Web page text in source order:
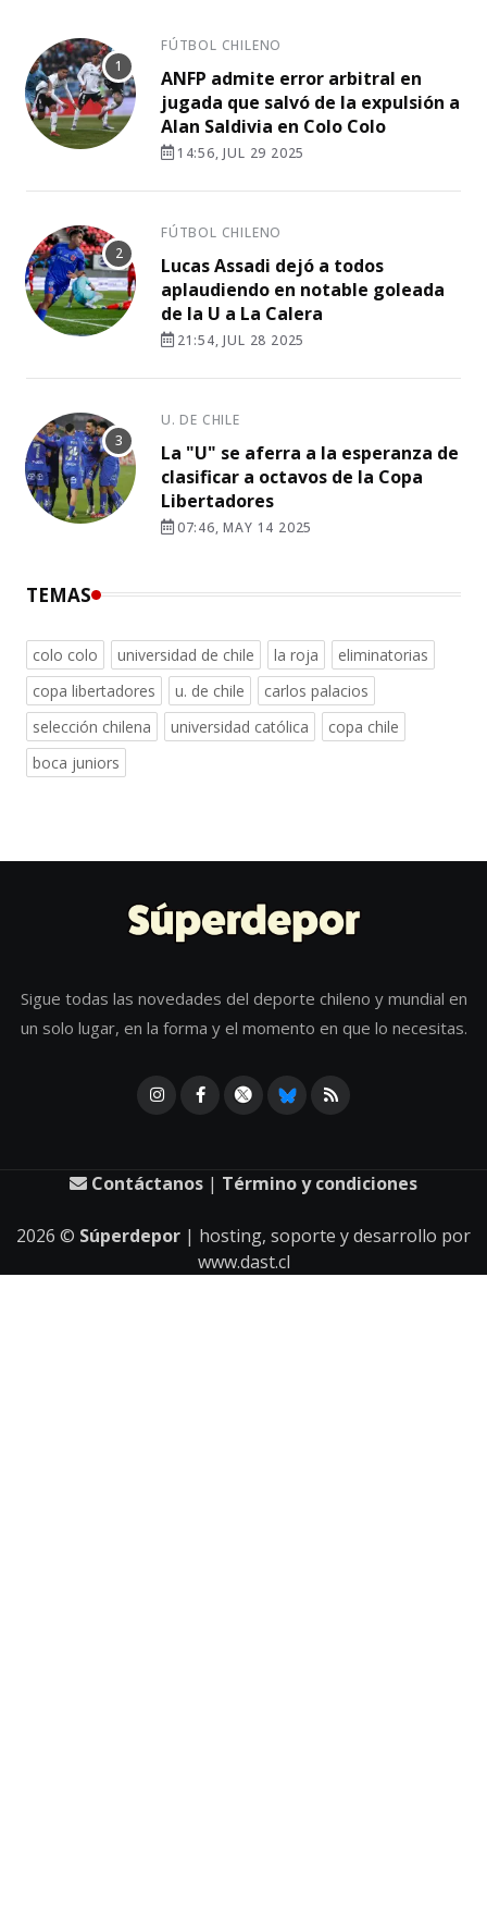
FÚTBOL CHILENO
ANFP admite error arbitral en
jugada que salvó de la expulsión a
Alan Saldivia en Colo Colo
14:56, JUL 29 2025
FÚTBOL CHILENO
Lucas Assadi dejó a todos
aplaudiendo en notable goleada
de la U a La Calera
21:54, JUL 28 2025
U. DE CHILE
La "U" se aferra a la esperanza de
clasificar a octavos de la Copa
Libertadores
07:46, MAY 14 2025
TEMAS
colo colo universidad de chile la roja
eliminatorias
copa libertadores
u. de chile
carlos palacios
selección chilena
universidad católica
copa chile
boca juniors
Sigue todas las novedades del deporte chileno y mundial en
un solo lugar, en la forma y el momento en que lo necesitas.
Contáctanos | Término y condiciones
2026 © Súperdepor | hosting, soporte y desarrollo por
www.dast.cl